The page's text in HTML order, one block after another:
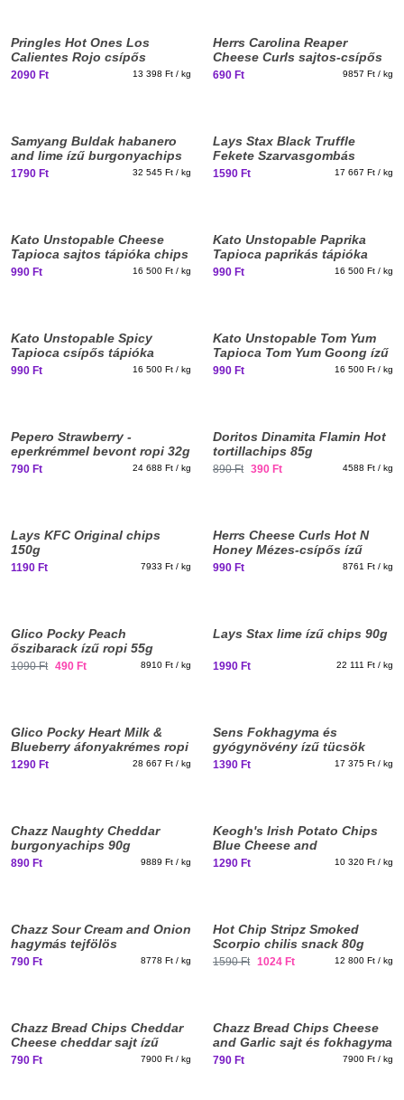
New
stuff
Pringles Hot Ones Los
Calientes Rojo csípős
burgonyachips 156g
2090 Ft 13 398 Ft / kg
New
stuff
Herrs Carolina Reaper
Cheese Curls sajtos-csípős
kukoricachips 70g
690 Ft 9857 Ft / kg
New
stuff
Samyang Buldak habanero
and lime ízű burgonyachips
55g
1790 Ft 32 545 Ft / kg
New
stuff
Lays Stax Black Truffle
Fekete Szarvasgombás
Burgonyachips 90g
1590 Ft 17 667 Ft / kg
New
stuff
Kato Unstopable Cheese
Tapioca sajtos tápióka chips
60g
990 Ft 16 500 Ft / kg
New
stuff
Kato Unstopable Paprika
Tapioca paprikás tápióka
chips 60g
990 Ft 16 500 Ft / kg
New
stuff
Kato Unstopable Spicy
Tapioca csípős tápióka
chips 60g
990 Ft 16 500 Ft / kg
New
stuff
Kato Unstopable Tom Yum
Tapioca Tom Yum Goong ízű
tápióka chips 60g
990 Ft 16 500 Ft / kg
New
stuff
Pepero Strawberry -
eperkrémmel bevont ropi 32g
790 Ft 24 688 Ft / kg
Doritos Dinamita Flamin Hot
tortillachips 85g
Szavatossági idő: 2026-09-06
890 Ft 390 Ft 4588 Ft / kg
Lays KFC Original chips
150g
1190 Ft 7933 Ft / kg
Herrs Cheese Curls Hot N
Honey Mézes-csípős ízű
sajtos chips 113g
990 Ft 8761 Ft / kg
Glico Pocky Peach
őszibarack ízű ropi 55g
Szavatossági idő: 2026-09-02
1090 Ft 490 Ft 8910 Ft / kg
Lays Stax lime ízű chips 90g
1990 Ft 22 111 Ft / kg
Glico Pocky Heart Milk &
Blueberry áfonyakrémes ropi
45g
1290 Ft 28 667 Ft / kg
Sens Fokhagyma és
gyógynövény ízű tücsök
fehérje chips 80g
1390 Ft 17 375 Ft / kg
Chazz Naughty Cheddar
burgonyachips 90g
890 Ft 9889 Ft / kg
Keogh's Irish Potato Chips
Blue Cheese and
Caramelized Onion Kéksajt
1290 Ft 10 320 Ft / kg
Chazz Sour Cream and Onion
hagymás tejfölös
burgonyachips 90g
790 Ft 8778 Ft / kg
Hot Chip Stripz Smoked
Scorpio chilis snack 80g
1590 Ft 1024 Ft 12 800 Ft / kg
Chazz Bread Chips Cheddar
Cheese cheddar sajt ízű
kenyérchips 100g
790 Ft 7900 Ft / kg
Chazz Bread Chips Cheese
and Garlic sajt és fokhagyma
ízű kenyérchips 100g
790 Ft 7900 Ft / kg